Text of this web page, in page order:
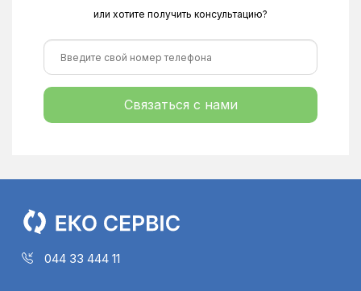
или хотите получить консультацию?
Связаться с нами
044 33 444 11